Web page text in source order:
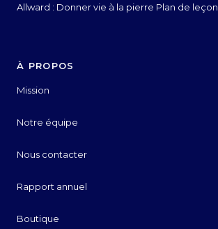
Allward : Donner vie à la pierre Plan de leçon
À PROPOS
Mission
Notre équipe
Nous contacter
Rapport annuel
Boutique